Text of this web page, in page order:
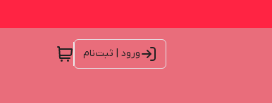
ورود | ثبت‌نام